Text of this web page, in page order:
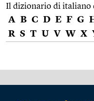
Il dizionario di italiano
A B C D E F G
R S T U V W X